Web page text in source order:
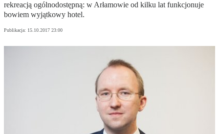
rekreacją ogólnodostępną: w Arłamowie od kilku lat funkcjonuje
bowiem wyjątkowy hotel.
Publikacja: 15.10.2017 23:00